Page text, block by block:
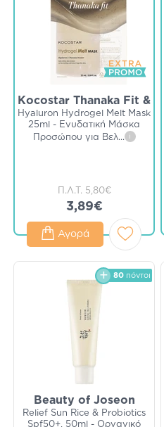
Kocostar Thanaka Fit &
Hyaluron Hydrogel Melt Mask
25ml - Ενυδατική Μάσκα
Προσώπου για Βελ... i
Π.Λ.Τ. 5,80€
3,89€
Αγορά
80 πόντοι
Beauty of Joseon
Relief Sun Rice & Probiotics
Spf50+, 50ml - Οργανικό